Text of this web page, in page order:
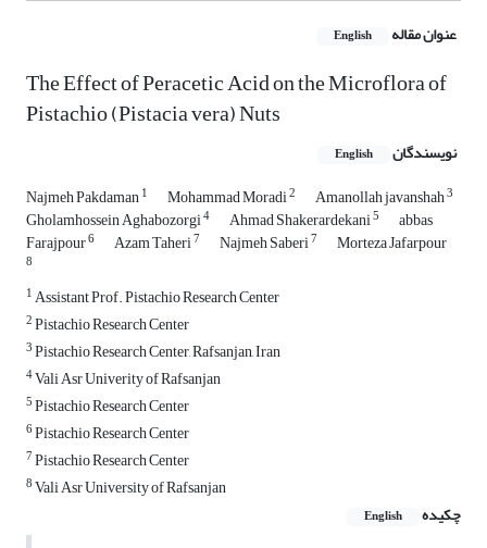
عنوان مقاله English
The Effect of Peracetic Acid on the Microflora of
Pistachio (Pistacia vera) Nuts
نویسندگان English
Najmeh Pakdaman1 Mohammad Moradi2 Amanollah javanshah3
Gholamhossein Aghabozorgi4 Ahmad Shakerardekani5 abbas
Farajpour6 Azam Taheri7 Najmeh Saberi7 Morteza Jafarpour
8
1Assistant Prof. Pistachio Research Center
2Pistachio Research Center
3Pistachio Research Center, Rafsanjan, Iran
4Vali Asr Univerity of Rafsanjan
5Pistachio Research Center
6Pistachio Research Center
7Pistachio Research Center
8Vali Asr University of Rafsanjan
چکیده
English